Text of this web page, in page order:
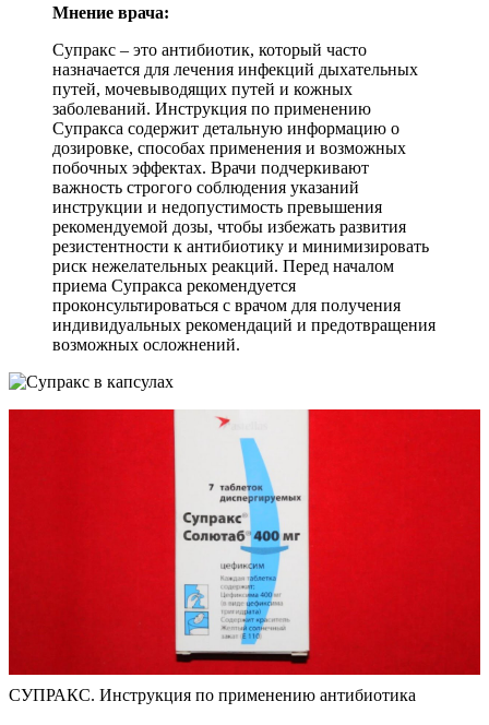
Мнение врача:
Супракс – это антибиотик, который часто
назначается для лечения инфекций дыхательных
путей, мочевыводящих путей и кожных
заболеваний. Инструкция по применению
Супракса содержит детальную информацию о
дозировке, способах применения и возможных
побочных эффектах. Врачи подчеркивают
важность строгого соблюдения указаний
инструкции и недопустимость превышения
рекомендуемой дозы, чтобы избежать развития
резистентности к антибиотику и минимизировать
риск нежелательных реакций. Перед началом
приема Супракса рекомендуется
проконсультироваться с врачом для получения
индивидуальных рекомендаций и предотвращения
возможных осложнений.
СУПРАКС. Инструкция по применению антибиотика